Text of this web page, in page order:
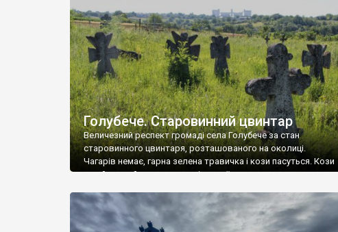
Голубече. Старовинний цвинтар
Величезний респект громаді села Голубече за стан
старовинного цвинтаря, розташованого на околиці.
Чагарів немає, гарна зелена травичка і кози пасуться. Кози
– найкращий регулятор шкідливої, для старих кладовищ,
бруньками, кози ті бруньки обгризають, бо то улюблений
делікатес. На цвинтарі у Голубечому ціла колекція
різноманітних форм хрестів. Село відносно невелике, […]